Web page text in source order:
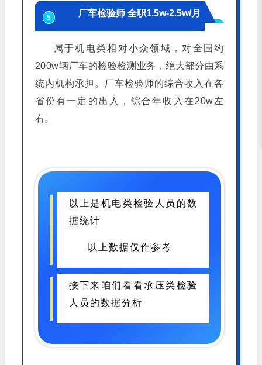
5 厂车检验师 全职1.5w-2.5w/月
属于机电类相对小众领域，对全国约
200w辆厂车的检验检测业务，绝大部分由系
统内机构承担。厂车检验师的综合收入在各
省份有一定的出入，综合年收入在20w左
右。
以上是机电类检验人员的数
据统计
以上数据仅作参考
接下来咱们看看承压类检验
人员的数据分析